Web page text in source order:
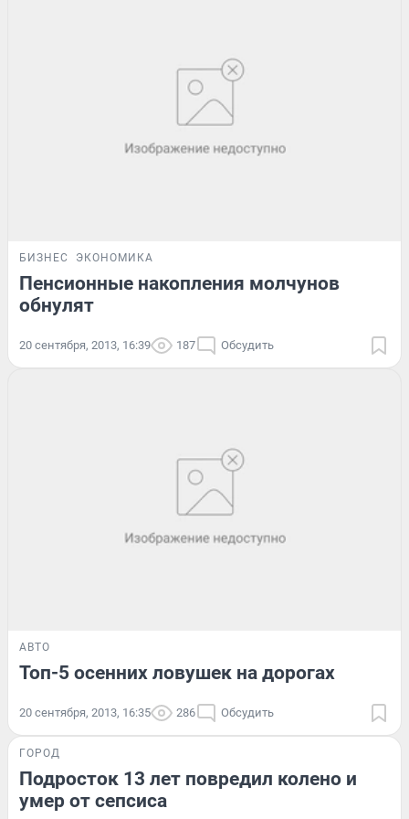
БИЗНЕС ЭКОНОМИКА
Пенсионные накопления молчунов
обнулят
20 сентября, 2013, 16:39 187 Обсудить
АВТО
Топ-5 осенних ловушек на дорогах
20 сентября, 2013, 16:35 286 Обсудить
ГОРОД
Подросток 13 лет повредил колено и
умер от сепсиса